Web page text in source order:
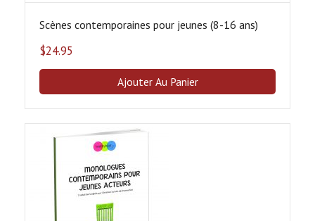
Scènes contemporaines pour jeunes (8-16 ans)
$24.95
Ajouter Au Panier